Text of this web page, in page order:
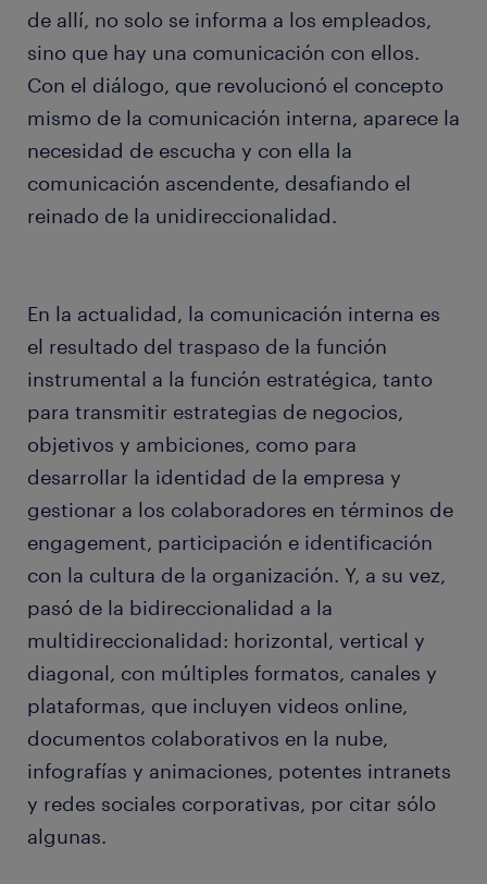
de allí, no solo se informa a los empleados,
sino que hay una comunicación con ellos.
Con el diálogo, que revolucionó el concepto
mismo de la comunicación interna, aparece la
necesidad de escucha y con ella la
comunicación ascendente, desafiando el
reinado de la unidireccionalidad.
En la actualidad, la comunicación interna es
el resultado del traspaso de la función
instrumental a la función estratégica, tanto
para transmitir estrategias de negocios,
objetivos y ambiciones, como para
desarrollar la identidad de la empresa y
gestionar a los colaboradores en términos de
engagement, participación e identificación
con la cultura de la organización. Y, a su vez,
pasó de la bidireccionalidad a la
multidireccionalidad: horizontal, vertical y
diagonal, con múltiples formatos, canales y
plataformas, que incluyen videos online,
documentos colaborativos en la nube,
infografías y animaciones, potentes intranets
y redes sociales corporativas, por citar sólo
algunas.